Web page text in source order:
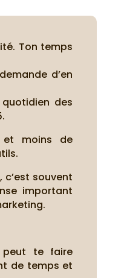
Ton temps
d’en
des
et moins de
souvent
important
te faire
de temps et